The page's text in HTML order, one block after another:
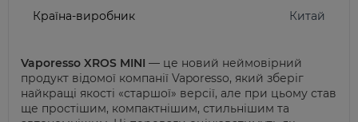
Країна-виробник Китай
Vaporesso XROS MINI — це новий неймовірний
продукт відомої компанії Vaporesso, який зберіг
найкращі якості «старшої» версії, але при цьому став
ще простішим, компактнішим, стильнішим та